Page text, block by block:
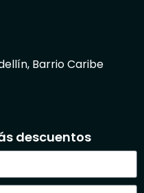
Barrio Caribe
descuentos